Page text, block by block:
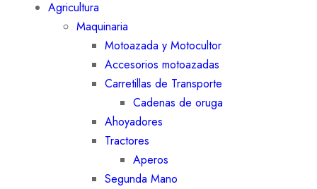
Agricultura
Maquinaria
Motoazada y Motocultor
Accesorios motoazadas
Carretillas de Transporte
Cadenas de oruga
Ahoyadores
Tractores
Aperos
Segunda Mano